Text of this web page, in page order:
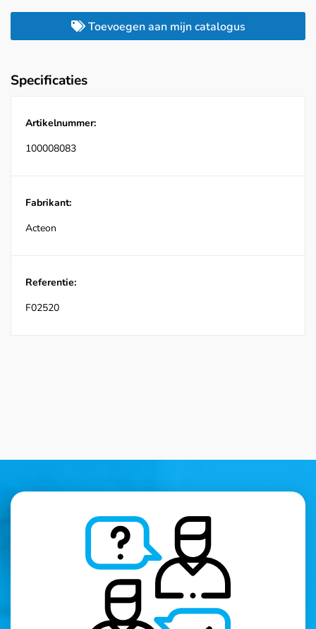
Toevoegen aan mijn catalogus
Specificaties
Artikelnummer:
100008083
Fabrikant:
Acteon
Referentie:
F02520